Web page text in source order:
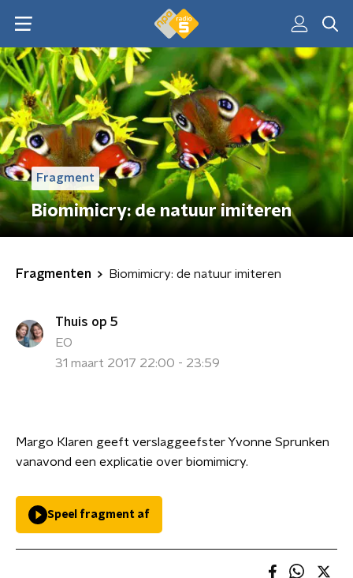
Fragment
Biomimicry: de natuur imiteren
Fragmenten Biomimicry: de natuur imiteren
Thuis op 5
EO
31 maart 2017 22:00 - 23:59
Margo Klaren geeft verslaggeefster Yvonne Sprunken
vanavond een explicatie over biomimicry.
Speel fragment af